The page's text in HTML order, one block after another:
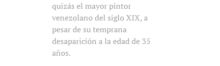
quizás el mayor pintor
venezolano del siglo XIX, a
pesar de su temprana
desaparición a la edad de 35
años.